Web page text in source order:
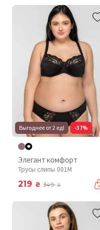
Выгоднее от 2 ед! -37%
Элегант комфорт
Трусы слипы 001М
219 ₴ 349₴